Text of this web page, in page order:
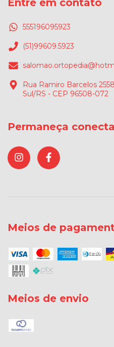
Entre em contato
555196095923
(51)99609.5923
Rua Ramiro Barcelos
Sul/RS - CEP 96508-072
Permaneça
Meios de
Meios de envio